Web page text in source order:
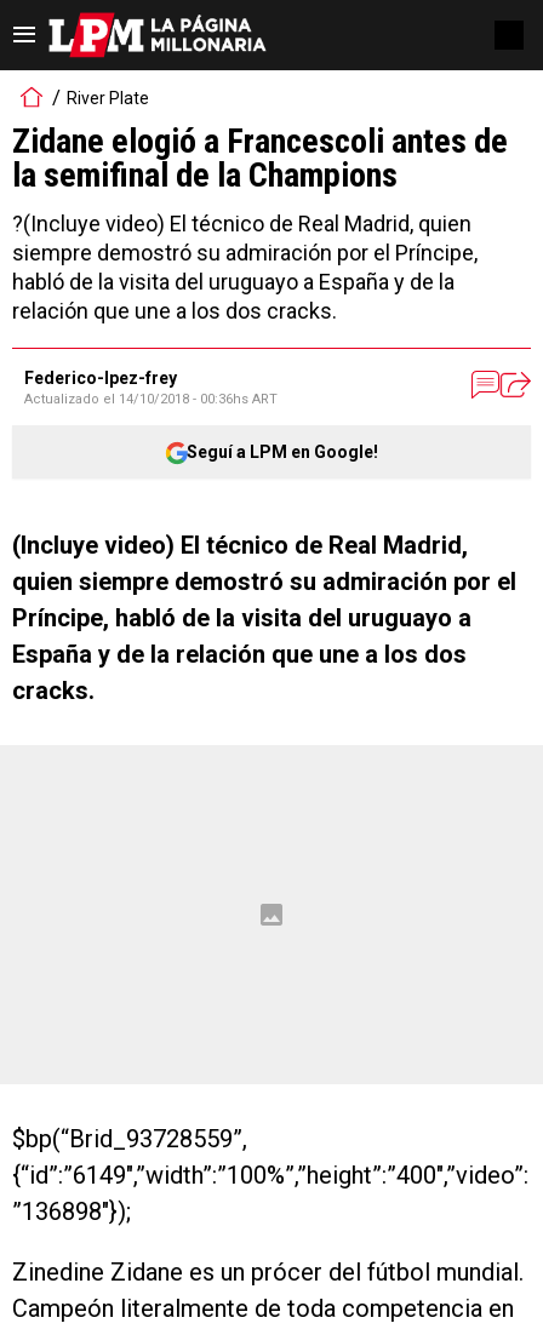
River Plate
Zidane elogió a Francescoli antes de
la semifinal de la Champions
?(Incluye video) El técnico de Real Madrid, quien
siempre demostró su admiración por el Príncipe,
habló de la visita del uruguayo a España y de la
relación que une a los dos cracks.
Federico-lpez-frey
Actualizado el 14/10/2018 - 00:36hs ART
Seguí a LPM en Google!
(Incluye video) El técnico de Real Madrid,
quien siempre demostró su admiración por el
Príncipe, habló de la visita del uruguayo a
España y de la relación que une a los dos
cracks.
$bp(“Brid_93728559”,
{“id”:”6149″,”width”:”100%”,”height”:”400″,”video”:
”136898″});
Zinedine Zidane es un prócer del fútbol mundial.
Campeón literalmente de toda competencia en